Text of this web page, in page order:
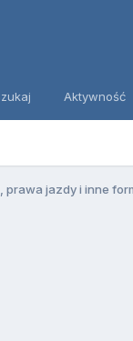
Aktywność
prawa jazdy i inne